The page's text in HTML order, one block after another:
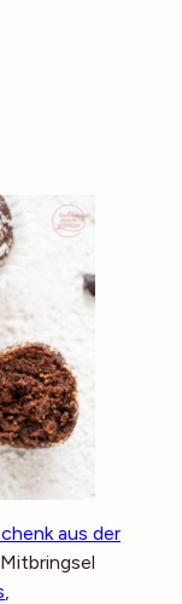
aus der
,